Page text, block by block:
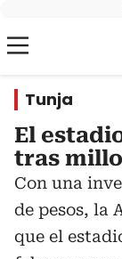
Tunja
El
tras
Con una
de pesos, la
que el